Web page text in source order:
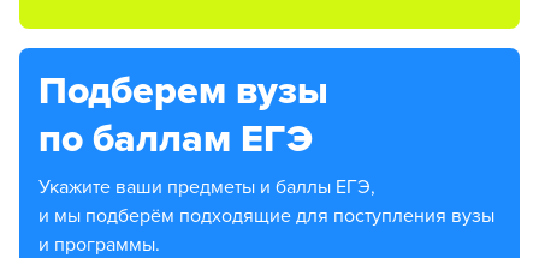
Подберем вузы
по баллам ЕГЭ
Укажите ваши предметы и баллы ЕГЭ,
и мы подберём подходящие для поступления вузы
и программы.